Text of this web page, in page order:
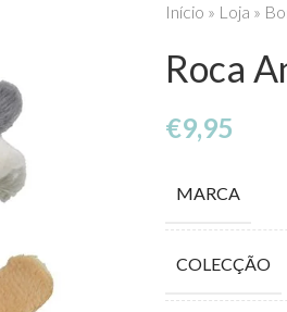
Início » Loja »
Roca
€9,95
MARCA
COLECÇÃO